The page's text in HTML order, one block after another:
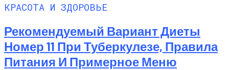
КРАСОТА И ЗДОРОВЬЕ
Рекомендуемый Вариант Диеты
Номер 11 При Туберкулезе, Правила
Питания И Примерное Меню